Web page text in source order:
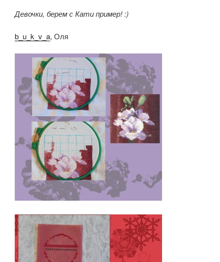
Девочки, берем с Кати пример! :)
b_u_k_v_a, Оля